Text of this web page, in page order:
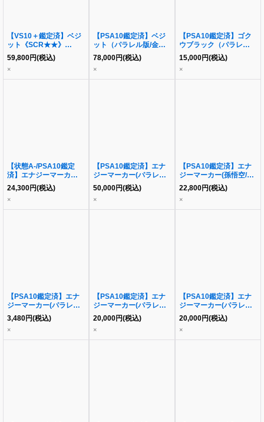
【VS10＋鑑定済】ベジ
ット《SCR★★》
{FB02‐139}
59,800円(税込)
×
【PSA10鑑定済】ベジ
ット（パラレル版/金文
字）《SR☆》{FB02-
061}
78,000円(税込)
×
【PSA10鑑定済】ゴク
ウブラック（パラレル
版）《L☆》{fb01-035}
15,000円(税込)
×
【状態A-/PSA10鑑定
済】エナジーマーカー
(パラレル版/ブロリー)
《-》{E01-03}
24,300円(税込)
×
【PSA10鑑定済】エナ
ジーマーカー(パラレル
版/孫悟飯:少年期)《-》
{E01-10}
50,000円(税込)
×
【PSA10鑑定済】エナ
ジーマーカー(孫悟空/パ
ラレル/モノクロ版)《-》
{E01-01}
22,800円(税込)
×
【PSA10鑑定済】エナ
ジーマーカー(パラレル
版/クウラ)《-》{E01-
12}
3,480円(税込)
×
【PSA10鑑定済】エナ
ジーマーカー(パラレル
版/トランクス:未来)
《-》{E01-08}
20,000円(税込)
×
【PSA10鑑定済】エナ
ジーマーカー(パラレル
版/フリーザ)《-》{E01-
04}
20,000円(税込)
×